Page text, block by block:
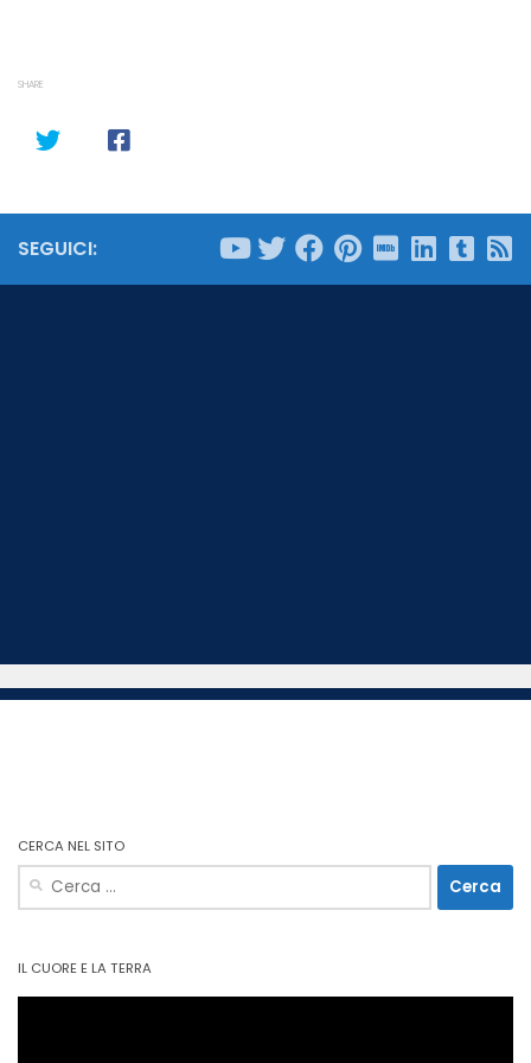
SHARE
SEGUICI:
CERCA NEL SITO
Ricerca
per:
IL CUORE E LA TERRA